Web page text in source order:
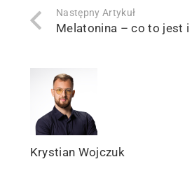
Następny Artykuł
Melatonina – co to jest
Krystian Wojczuk